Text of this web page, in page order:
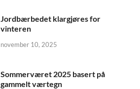
Jordbærbedet klargjøres for
vinteren
november 10, 2025
Sommerværet 2025 basert på
gammelt værtegn